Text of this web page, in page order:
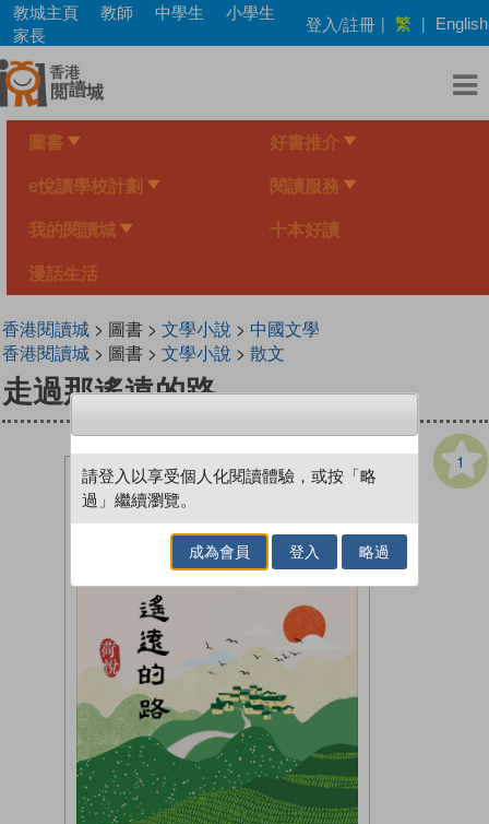
Skip
main
content
教城主頁 教師 中學生
小學生
家長
登入/註冊 | 繁 | English
圖書 好書推介
e悅讀學校計劃 閱讀服務
我的閱讀城 十本好讀
漫話生活
香港閱讀城> 圖書 > 文學小說 > 中國文學
香港閱讀城> 圖書 > 文學小說 > 散文
走過那遙遠的路
1
請登入以享受個人化閱讀體驗，或按「略
過」繼續瀏覽。
成為會員 登入 略過